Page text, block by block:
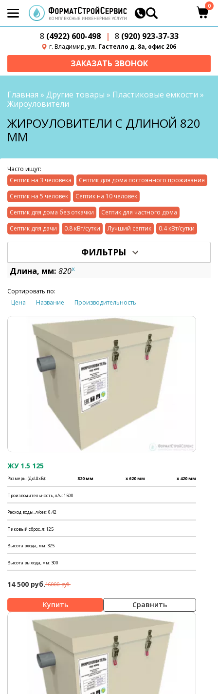
8 (4922) 600-498 | 8 (920) 923-37-33
г. Владимир,ул. Гастелло д. 8а, офис 206
0
ЗАКАЗАТЬ ЗВОНОК
Главная » Другие товары » Пластиковые емкости »
Жироуловители
ЖИРОУЛОВИТЕЛИ С ДЛИНОЙ 820
ММ
Часто ищут:
Септик на 3 человека
Септик для дома постоянного проживания
Септик на 5 человек
Септик на 10 человек
Септик для дома без откачки
Септик для частного дома
Септик для дачи
0.8 кВт/сутки Лучший септик 0.4 кВт/сутки
ФИЛЬТРЫ
Длина, мм: 820x
Сортировать по:
Цена
Название Производительность
ЖУ 1.5 125
Размеры (ДхШхВ): 820 мм x 620 мм x 420 мм
Производительность, л/ч: 1500
Расход воды, л/сек: 0.42
Пиковый сброс, л: 125
Высота входа, мм: 325
Высота выхода, мм: 300
14 500 руб.16000 руб.
Сравнить